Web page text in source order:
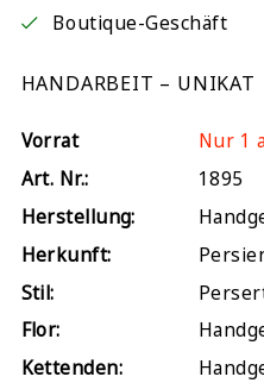
Boutique-Geschäft
HANDARBEIT – UNIKAT
Vorrat
Nur 1
Art. Nr.:
1895
Herstellung:
Herkunft:
Stil:
Flor:
Kettenden: